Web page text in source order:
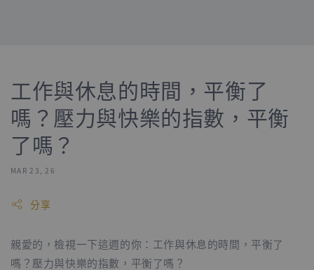
工作與休息的時間，平衡了
嗎？壓力與快樂的指數，平衡
了嗎？
MAR 23, 26
分享
親愛的，檢視一下這週的你：工作與休息的時間，平衡了
嗎？壓力與快樂的指數，平衡了嗎？